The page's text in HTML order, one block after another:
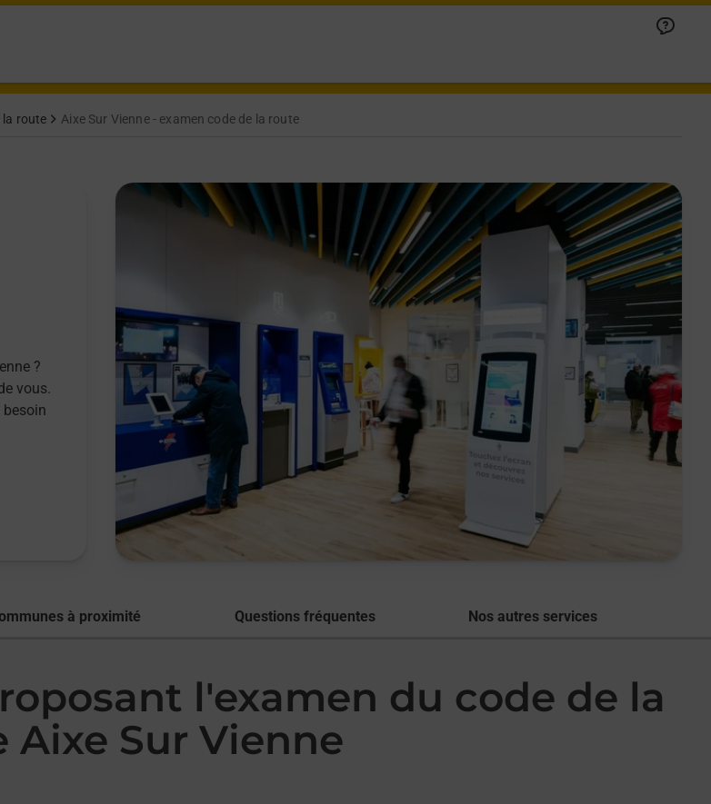
la route Aixe Sur Vienne - examen code de la route
?
vous.
besoin
à proximité Questions fréquentes Nos autres services
l'examen du code de la
Sur Vienne